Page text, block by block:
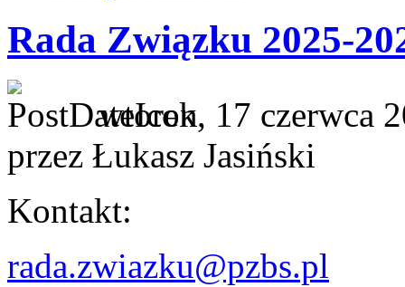
Rada Związku 2025-
wtorek, 17 czerwca
przez Łukasz Jasiński
Kontakt:
rada.zwiazku@pzbs.pl